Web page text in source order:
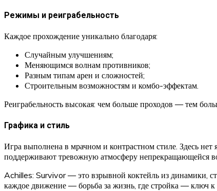
Режимы и реиграбельность
Каждое прохождение уникально благодаря:
Случайным улучшениям;
Меняющимся волнам противников;
Разным типам арен и сложностей;
Строительным возможностям и комбо-эффектам.
Реиграбельность высокая: чем больше проходов — тем
Графика и стиль
Игра выполнена в мрачном и контрастном стиле. Здесь
поддерживают тревожную атмосферу непрекращающейся
Achilles: Survivor — это взрывной коктейль из динамики,
каждое движение — борьба за жизнь, где стройка — ключ к